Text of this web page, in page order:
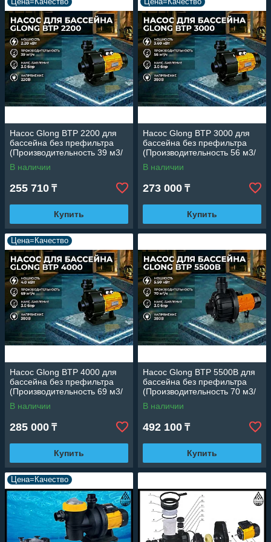
Насос Glong BTP 2200 для
бассейна без префильтра
(Производительность 39 м3/
ч, 2.20 кВт)
В наличии
255 710 ₸
Купить
Насос Glong BTP 3000 для
бассейна без префильтра
(Производительность 56 м3/
ч, 3.60 кВт)
В наличии
273 000 ₸
Купить
Цена=Качество
Насос Glong BTP 4000 для
бассейна без префильтра
(Производительность 69 м3/
ч, 4.0 кВт)
В наличии
285 000 ₸
Купить
Насос Glong BTP 5500B для
бассейна без префильтра
(Производительность 70 м3/
ч, 5.50 кВт)
В наличии
492 100 ₸
Купить
Цена=Качество